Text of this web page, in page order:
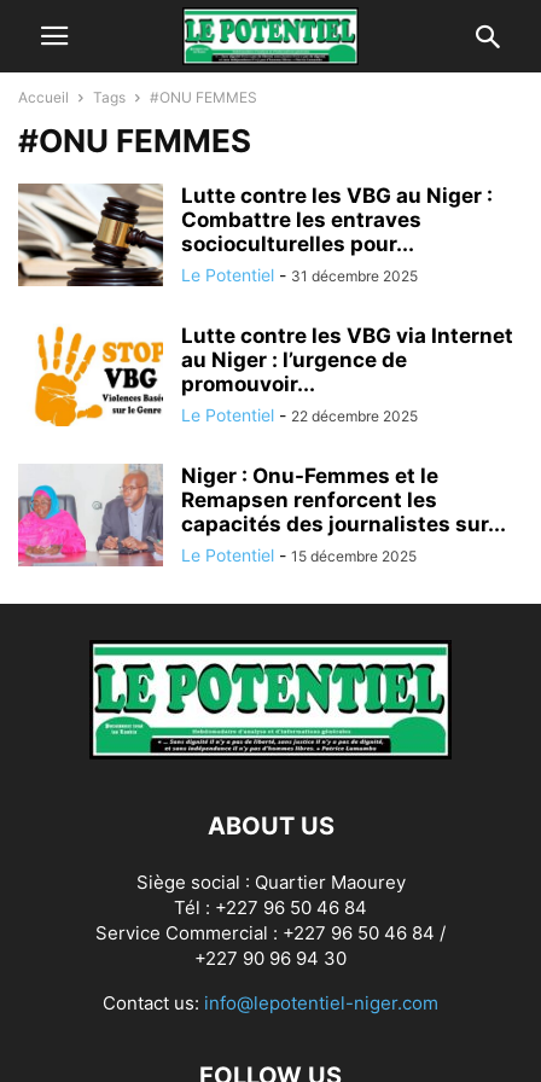
Accueil Tags #ONU FEMMES
#ONU FEMMES
Lutte contre les VBG au Niger :
Combattre les entraves
socioculturelles pour...
Le Potentiel - 31 décembre 2025
Lutte contre les VBG via Internet
au Niger : l’urgence de
promouvoir...
Le Potentiel - 22 décembre 2025
Niger : Onu-Femmes et le
Remapsen renforcent les
capacités des journalistes sur...
Le Potentiel - 15 décembre 2025
ABOUT US
Siège social : Quartier Maourey
Tél : +227 96 50 46 84
Service Commercial : +227 96 50 46 84 /
+227 90 96 94 30
Contact us: info@lepotentiel-niger.com
FOLLOW US